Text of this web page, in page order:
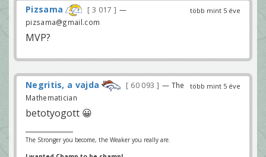
több mint 5 éve
Pizsama 3 017
—
pizsama@gmail.com
MVP?
több mint 5 éve
Negritis, a vajda 60 093
— The
Mathematician
betotyogott 😀
The Stronger you become, the Weaker you really are.